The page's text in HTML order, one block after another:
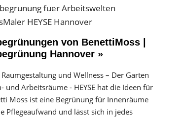
von BenettiMoss |
Hannover »
und Wellness – Der Garten
und Arbeitsräume - HEYSE hat die Ideen für
Moss ist eine Begrünung für Innenräume
Pflegeaufwand und lässt sich in jedes